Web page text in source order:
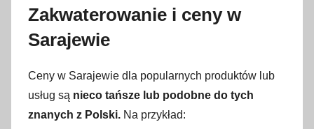
Zakwaterowanie i ceny w
Sarajewie
Ceny w Sarajewie dla popularnych produktów lub
usług są nieco tańsze lub podobne do tych
znanych z Polski. Na przykład: